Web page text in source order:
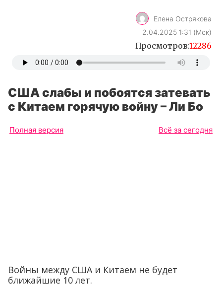
Елена Острякова
2.04.2025 1:31 (Мск)
Просмотров:12286
США слабы и побоятся затевать
с Китаем горячую войну – Ли Бо
Полная версия Всё за сегодня
Войны между США и Китаем не будет
ближайшие 10 лет.